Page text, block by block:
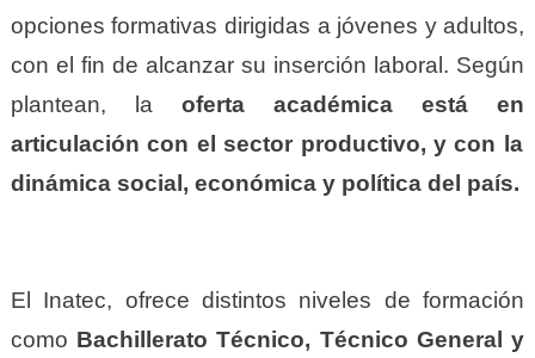
opciones formativas dirigidas a jóvenes y adultos,
con el fin de alcanzar su inserción laboral. Según
plantean, la oferta académica está en
articulación con el sector productivo, y con la
dinámica social, económica y política del país.
El Inatec, ofrece distintos niveles de formación
como Bachillerato Técnico, Técnico General y